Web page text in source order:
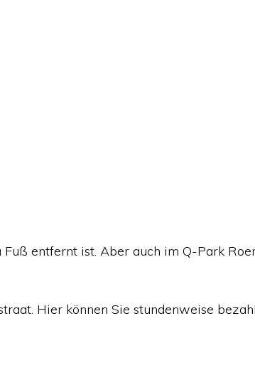
entfernt ist. Aber auch im Q-Park
Hier können Sie stundenweise